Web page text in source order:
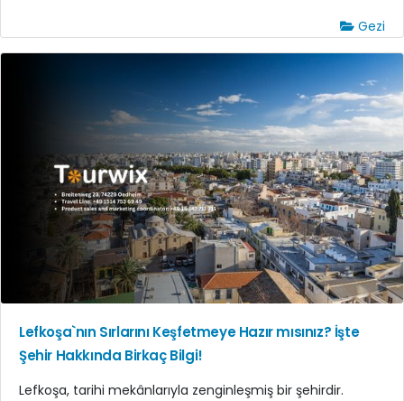
Gezi
Lefkoşa`nın Sırlarını Keşfetmeye Hazır mısınız? İşte
Şehir Hakkında Birkaç Bilgi!
Lefkoşa, tarihi mekânlarıyla zenginleşmiş bir şehirdir.